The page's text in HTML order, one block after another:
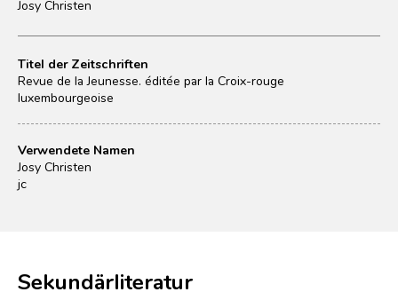
Josy Christen
Titel der Zeitschriften
Revue de la Jeunesse. éditée par la Croix-rouge
luxembourgeoise
Verwendete Namen
Josy Christen
jc
Sekundärliteratur